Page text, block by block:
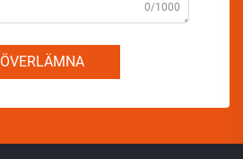
0/1000
ÖVERLÄMNA